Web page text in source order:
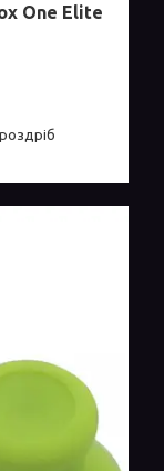
One Elite